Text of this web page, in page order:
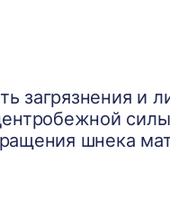
загрязнения и
шнека